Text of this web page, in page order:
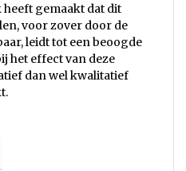
gemaakt dat dit
voor zover door de
leidt tot een beoogde
het effect van deze
dan wel kwalitatief